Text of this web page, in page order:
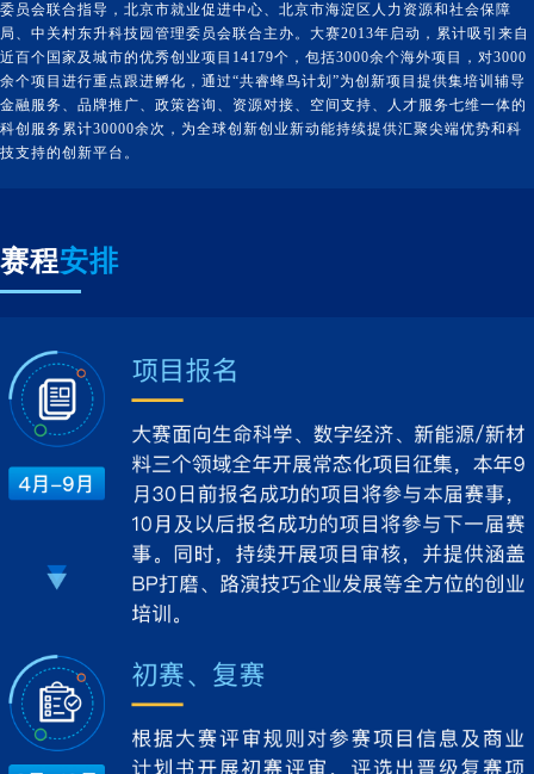
委员会联合指导，北京市就业促进中心、北京市海淀区人力资源和社会保障
局、中关村东升科技园管理委员会联合主办。大赛2013年启动，累计吸引来自
近百个国家及城市的优秀创业项目14179个，包括3000余个海外项目，对3000
余个项目进行重点跟进孵化，通过“共睿蜂鸟计划”为创新项目提供集培训辅导
金融服务、品牌推广、政策咨询、资源对接、空间支持、人才服务七维一体的
科创服务累计30000余次，为全球创新创业新动能持续提供汇聚尖端优势和科
技支持的创新平台。
赛程安排